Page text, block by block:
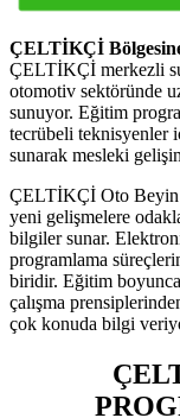
ÇELTİKÇİ
ÇELTİKÇİ merkezli
otomotiv sektöründe
sunuyor. Eğitim
tecrübeli teknisyenler
sunarak mesleki
ÇELTİKÇİ Oto Beyin
yeni gelişmelere
bilgiler sunar.
programlama
biridir. Eğitim boyunca
çalışma
çok konuda bilgi